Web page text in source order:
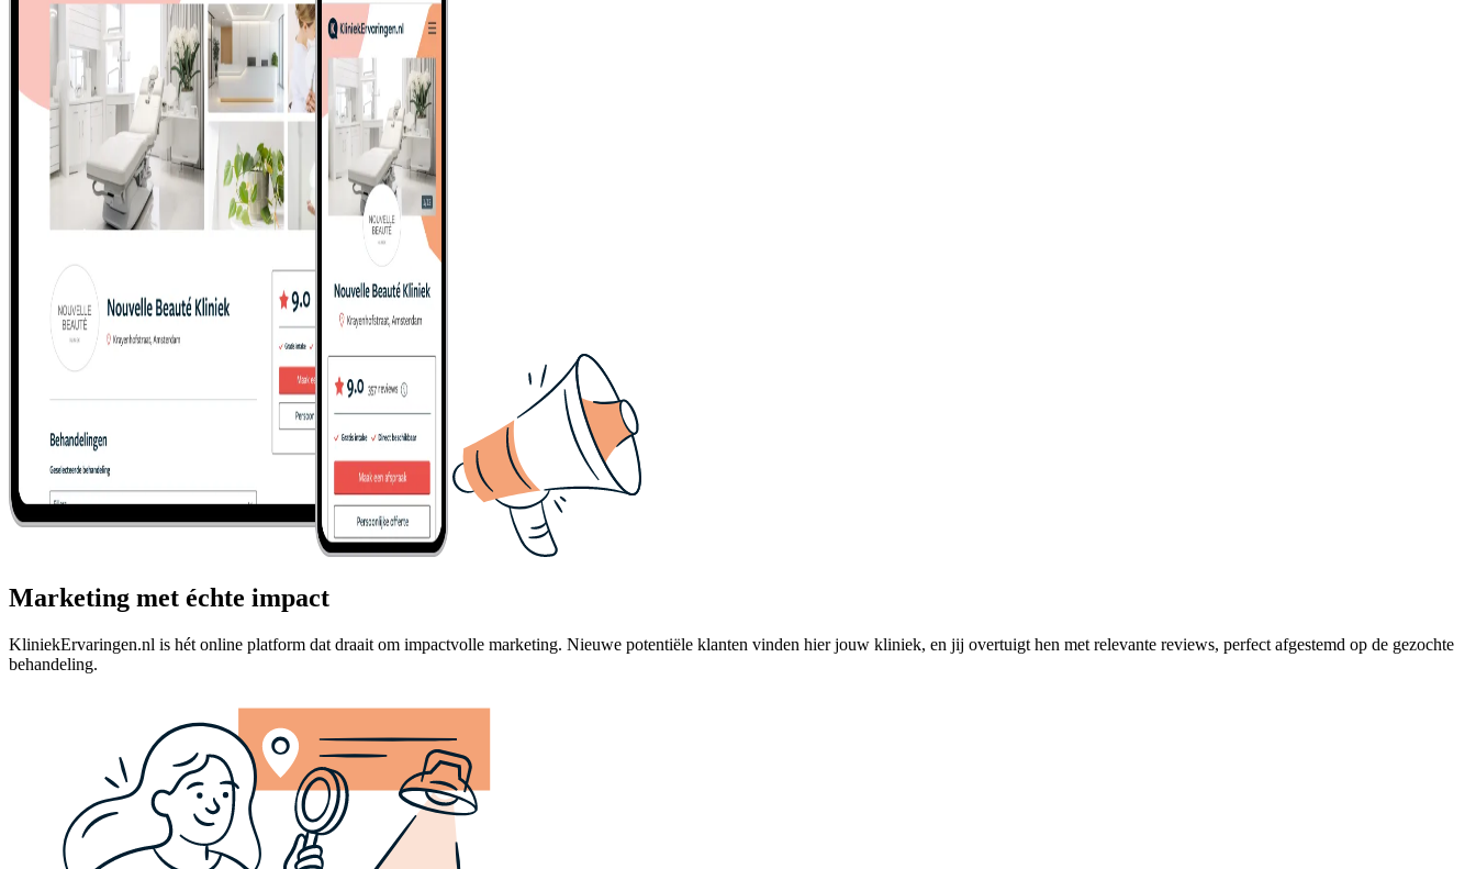
Marketing met échte impact
KliniekErvaringen.nl is hét online platform dat draait om impactvolle marketing. Nieuwe potentiële klanten vinden hier jouw kliniek, en jij overtuigt hen met relevante reviews, perfect afgestemd op de gezochte
behandeling.